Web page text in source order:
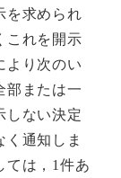
を求められ
これを開示
より次のい
部または一
しない決定
く通知しま
ては，1件あ